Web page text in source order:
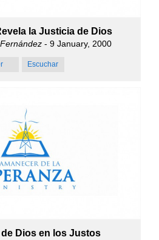
la Justicia de Dios
- 9 January, 2000
Escuchar
de Dios en los Justos